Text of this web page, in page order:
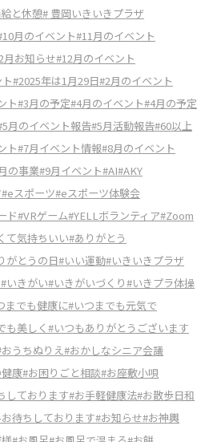
と休憩# 豊岡いきいきプラザ
月のイベント#11月のイベント
月お知らせ#12月のイベント
#2025年は1月29日#2月のイベント
ト#3月の予定#4月のイベント#4月の予定
月のイベント報告#5月活動報告#60以上
ト#7月イベント情報#8月のイベント
の事業#9月イベント#AI#AKY
#eスポーツ#eスポーツ体験会
ド#VRゲーム#YELLボランティア#Zoom
て気持ちいい#ありがとう
がとうの日#いい運動#いきいきプラザ
#いきがい#いきがいづくり#いきプラ体操
までも健康に#いつまでも元気で
も美しく #いつもありがとうございます
うちぬりえ#おかしなシニア会議
康#お困りごと相談#お座敷小唄
しております#お手軽健康法#お散歩日和
待ちしております#お知らせ#お神輿